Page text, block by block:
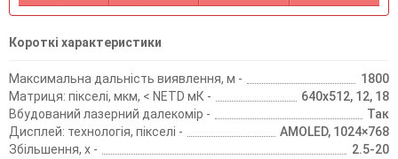
Короткі характеристики
Максимальна дальність виявлення, м -
1800
Матриця: пікселі, мкм, < NETD мК -
640х512, 12, 18
Вбудований лазерний далекомір -
Так
Дисплей: технологія, пікселі -
AMOLED, 1024×768
Збільшення, х -
2.5-20